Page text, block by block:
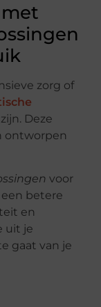
zorg of
Deze
ontworpen
voor
betere
en
uit je
gaat van je